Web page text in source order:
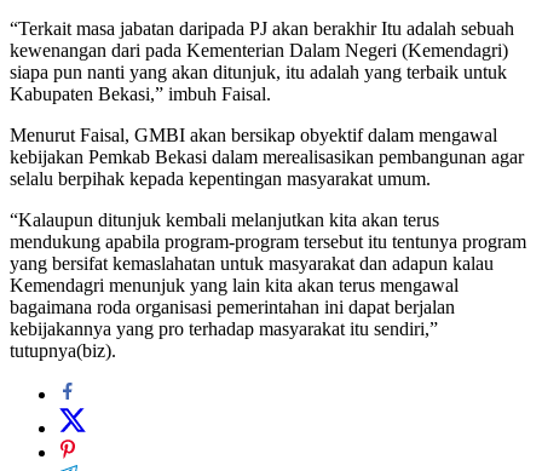
“Terkait masa jabatan daripada PJ akan berakhir Itu adalah sebuah
kewenangan dari pada Kementerian Dalam Negeri (Kemendagri)
siapa pun nanti yang akan ditunjuk, itu adalah yang terbaik untuk
Kabupaten Bekasi,” imbuh Faisal.
Menurut Faisal, GMBI akan bersikap obyektif dalam mengawal
kebijakan Pemkab Bekasi dalam merealisasikan pembangunan agar
selalu berpihak kepada kepentingan masyarakat umum.
“Kalaupun ditunjuk kembali melanjutkan kita akan terus
mendukung apabila program-program tersebut itu tentunya program
yang bersifat kemaslahatan untuk masyarakat dan adapun kalau
Kemendagri menunjuk yang lain kita akan terus mengawal
bagaimana roda organisasi pemerintahan ini dapat berjalan
kebijakannya yang pro terhadap masyarakat itu sendiri,”
tutupnya(biz).